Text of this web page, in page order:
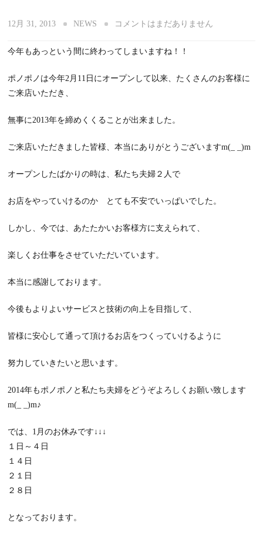
12月 31, 2013 NEWS コメントはまだありません
今年もあっという間に終わってしまいますね！！
ポノポノは今年2月11日にオープンして以来、たくさんのお客様に
ご来店いただき、
無事に2013年を締めくくることが出来ました。
ご来店いただきました皆様、本当にありがとうございますm(_ _)m
オープンしたばかりの時は、私たち夫婦２人で
お店をやっていけるのか とても不安でいっぱいでした。
しかし、今では、あたたかいお客様方に支えられて、
楽しくお仕事をさせていただいています。
本当に感謝しております。
今後もよりよいサービスと技術の向上を目指して、
皆様に安心して通って頂けるお店をつくっていけるように
努力していきたいと思います。
2014年もポノポノと私たち夫婦をどうぞよろしくお願い致します
m(_ _)m♪
では、1月のお休みです↓↓↓
１日～４日
１４日
２１日
２８日
となっております。